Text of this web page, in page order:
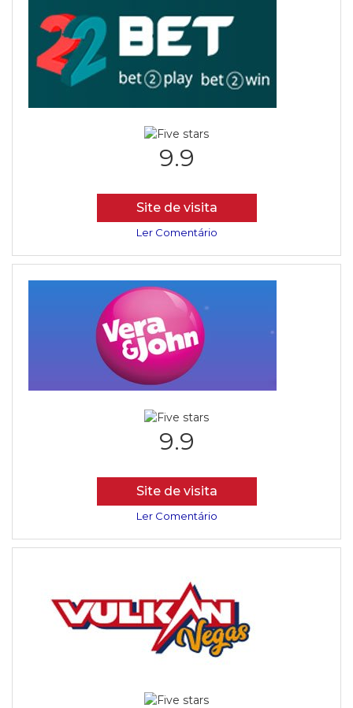
9.9
Site de visita
Ler Comentário
9.9
Site de visita
Ler Comentário